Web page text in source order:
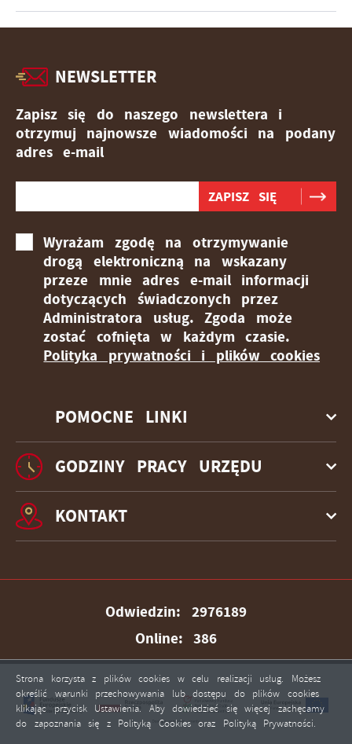
POMOCNE LINKI
NEWSLETTER
Zapisz się do naszego newslettera i
otrzymuj najnowsze wiadomości na podany
adres e-mail
Wyrażam zgodę na otrzymywanie
drogą elektroniczną na wskazany
przeze mnie adres e-mail informacji
dotyczących świadczonych przez
Administratora usług. Zgoda może
zostać cofnięta w każdym czasie.
Polityka prywatności i plików cookies
GODZINY PRACY URZĘDU
KONTAKT
Odwiedzin: 2976189
Online: 386
Strona korzysta z plików cookies w celu realizacji usług. Możesz
określić warunki przechowywania lub dostępu do plików cookies
klikając przycisk Ustawienia. Aby dowiedzieć się więcej zachęcamy
do zapoznania się z Polityką Cookies oraz Polityką Prywatności.